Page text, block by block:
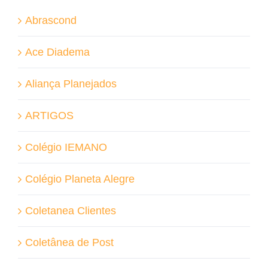
Abrascond
Ace Diadema
Aliança Planejados
ARTIGOS
Colégio IEMANO
Colégio Planeta Alegre
Coletanea Clientes
Coletânea de Post